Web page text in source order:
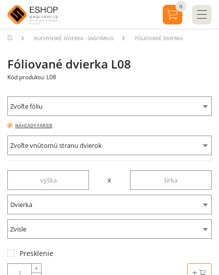
KUCHYNSKÉ DVIERKA - SAGITÁRIUS FÓLIOVANÉ DVIERKA
Fóliované dvierka L08
Kód produktu: L08
Zvoľte fóliu
NÁHĽADY FARIEB
Zvoľte vnútornú stranu dvierok
x
Dvierka
Zvisle
Presklenie
0